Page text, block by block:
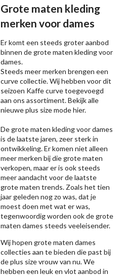
Grote maten kleding
merken voor dames
Er komt een steeds groter aanbod
binnen de grote maten kleding voor
dames.
Steeds meer merken brengen een
curve collectie. Wij hebben voor dit
seizoen Kaffecurve toegevoegd
aan ons assortiment. Bekijk alle
nieuweplus size modehier.
De grote maten kleding voor dames
is de laatste jaren, zeer sterk in
ontwikkeling. Er komen niet alleen
meer merken bij die grote maten
verkopen, maar er is ook steeds
meer aandacht voor de laatste
grote maten trends. Zoals het tien
jaar geleden nog zo was, dat je
moest doen met wat er was,
tegenwoordig worden ook de grote
maten dames steeds veeleisender.
Wij hopen grote maten dames
collecties aan te bieden die past bij
de plus size vrouw van nu. We
hebben een leuk en vlot aanbod in